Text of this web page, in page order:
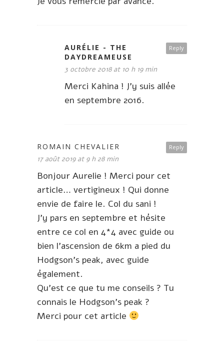
Reply
AURÉLIE - THE
DAYDREAMEUSE
3 octobre 2018 at 10 h 19 min
Merci Kahina ! J’y suis allée
en septembre 2016.
Reply
ROMAIN CHEVALIER
17 août 2019 at 9 h 28 min
Bonjour Aurelie ! Merci pour cet
article… vertigineux ! Qui donne
envie de faire le. Col du sani !
J’y pars en septembre et hésite
entre ce col en 4*4 avec guide ou
bien l’ascension de 6km a pied du
Hodgson’s peak, avec guide
également.
Qu’est ce que tu me conseils ? Tu
connais le Hodgson’s peak ?
Merci pour cet article